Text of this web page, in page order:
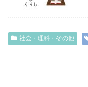
社会・理科・その他